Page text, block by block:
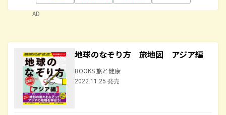
AD
地球のなぞり方 旅地図 アジア編
BOOKS 旅と健康
2022.11.25 発売